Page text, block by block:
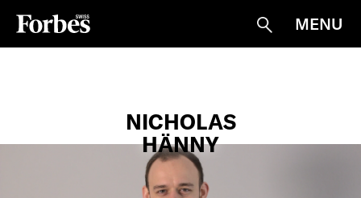
Suche
MENU
NICHOLAS
HÄNNY